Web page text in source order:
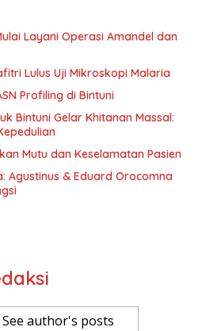
Layani Operasi Amandel dan
Lulus Uji Mikroskopi Malaria
Profiling di Bintuni
Bintuni Gelar Khitanan Massal:
Mutu dan Keselamatan Pasien
Agustinus & Eduard Orocomna
See author's posts